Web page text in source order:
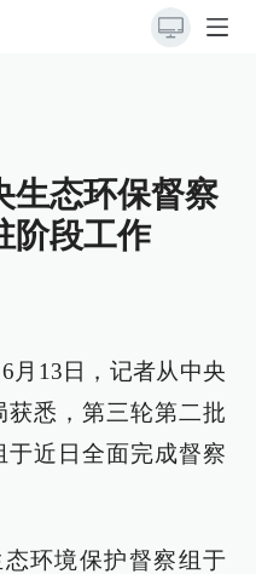
生态环保督察
阶段工作
6月13日，记者从中央
悉，第三轮第二批
于近日全面完成督察
环境保护督察组于